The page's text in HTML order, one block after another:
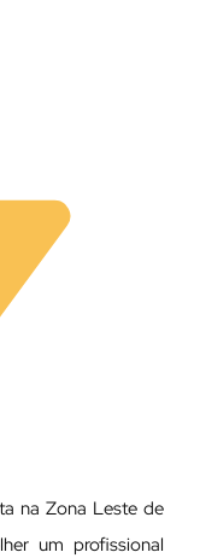
na Zona Leste de
um profissional